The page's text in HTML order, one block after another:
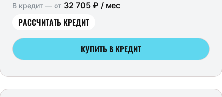
В кредит — от 32 705 ₽ / мес
РАССЧИТАТЬ КРЕДИТ
КУПИТЬ В КРЕДИТ